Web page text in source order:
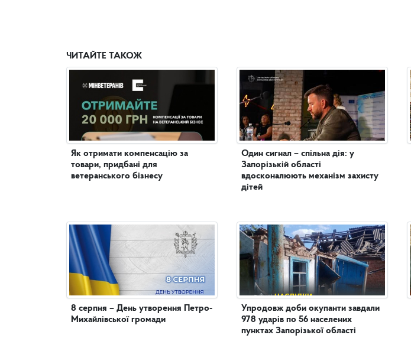
ЧИТАЙТЕ ТАКОЖ
Як отримати компенсацію за
товари, придбані для
ветеранського бізнесу
8 серпня – День утворення Петро-
Михайлівської громади
Один сигнал – спільна дія: у
Запорізькій області
вдосконалюють механізм захисту
дітей
Упродовж доби окупанти завдали
978 ударів по 56 населених
пунктах Запорізької області